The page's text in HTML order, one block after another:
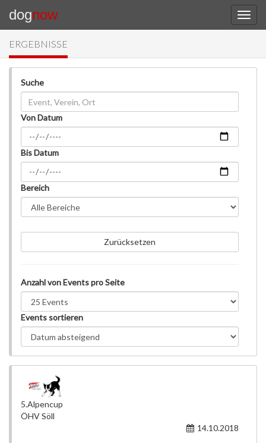
dognow
ERGEBNISSE
Suche
Von Datum
Bis Datum
Bereich
Zurücksetzen
Anzahl von Events pro Seite
Events sortieren
5.Alpencup
ÖHV Söll
14.10.2018